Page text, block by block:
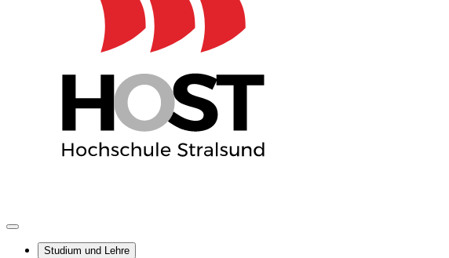
Studium und Lehre